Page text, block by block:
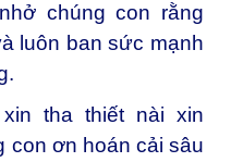
chúng con rằng
luôn ban sức mạnh
tha thiết nài xin
con ơn hoán cải sâu